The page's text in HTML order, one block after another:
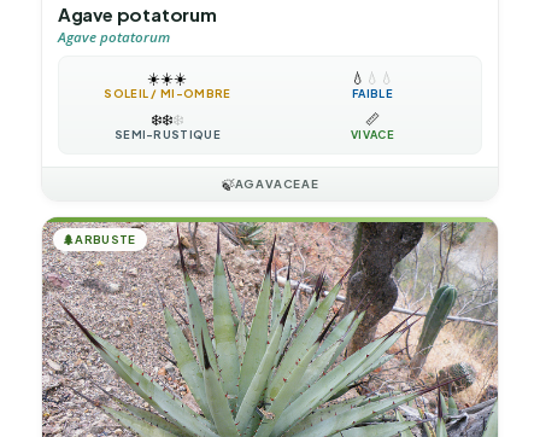
Agave potatorum
Agave potatorum
☀️☀️☀️
SOLEIL / MI-OMBRE
💧 💧 💧
FAIBLE
❄️❄️❄️
SEMI-RUSTIQUE
📏
VIVACE
🍃AGAVACEAE
🌲ARBUSTE